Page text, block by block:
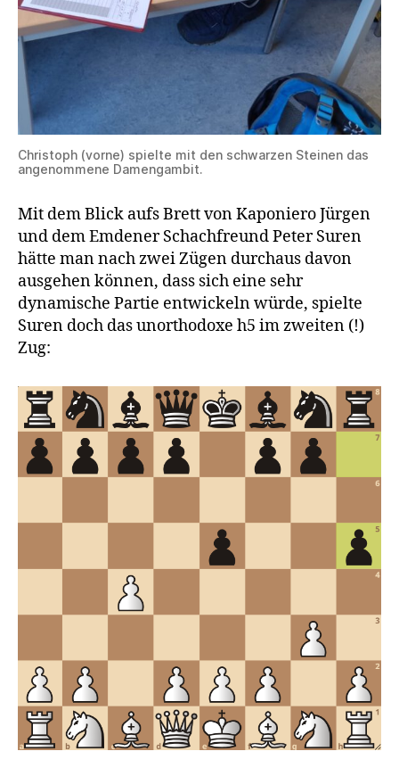
Christoph (vorne) spielte mit den schwarzen Steinen das
angenommene Damengambit.
Mit dem Blick aufs Brett von Kaponiero Jürgen
und dem Emdener Schachfreund Peter Suren
hätte man nach zwei Zügen durchaus davon
ausgehen können, dass sich eine sehr
dynamische Partie entwickeln würde, spielte
Suren doch das unorthodoxe h5 im zweiten (!)
Zug: